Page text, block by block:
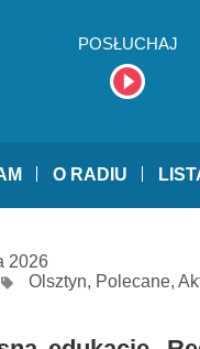
POSŁUCHAJ
O RADIU
2026
Olsztyn, Polecane,